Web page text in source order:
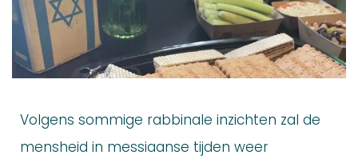
Volgens sommige rabbinale inzichten zal de
mensheid in messiaanse tijden weer